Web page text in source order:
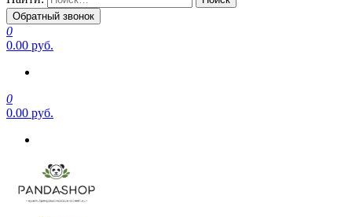
Обратный звонок
0
0.00 руб.
0
0.00 руб.